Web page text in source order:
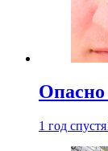
Опасно
1 год спустя